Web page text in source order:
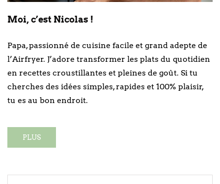
Moi, c’est Nicolas !
Papa, passionné de cuisine facile et grand adepte de
l’Airfryer. J’adore transformer les plats du quotidien
en recettes croustillantes et pleines de goût. Si tu
cherches des idées simples, rapides et 100% plaisir,
tu es au bon endroit.
PLUS